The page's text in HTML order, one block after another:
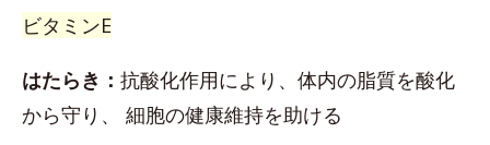
ビタミンE
はたらき： 抗酸化作用により、体内の脂質を酸化
から守り、 細胞の健康維持を助ける